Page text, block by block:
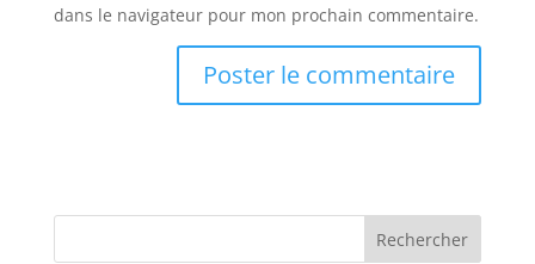
dans le navigateur pour mon prochain commentaire.